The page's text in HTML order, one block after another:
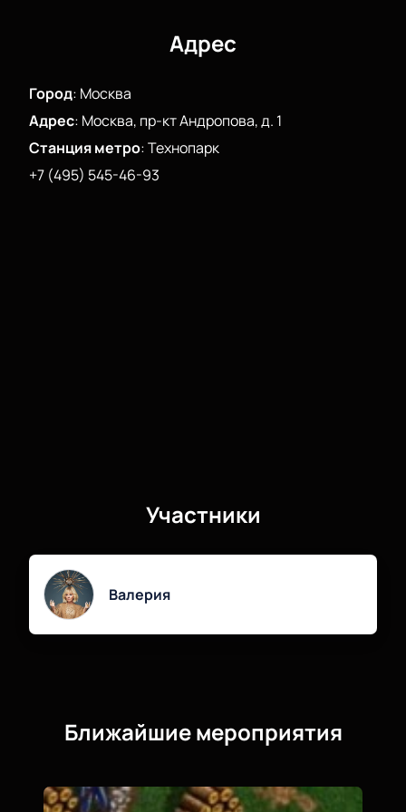
Этот вечер подарит яркие впечатления каждому
Адрес
Город: Москва
Адрес: Москва, пр-кт Андропова, д. 1
Станция метро:Технопарк
+7 (495) 545-46-93
Участники
Валерия
Ближайшие мероприятия